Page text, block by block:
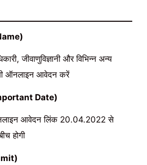
जीवाणुविज्ञानी और विभिन्न अन्य
भी ऑनलाइन आवेदन करें
Date)
आवेदन लिंक 20.04.2022 से
होगी